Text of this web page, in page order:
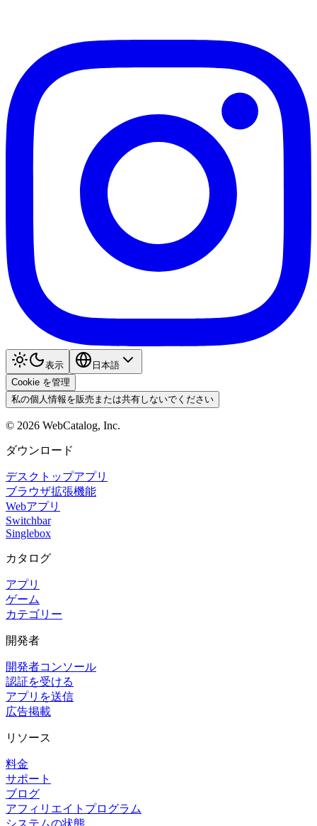
表示
日本語
Cookie を管理
私の個人情報を販売または共有しないでください
© 2026 WebCatalog, Inc.
ダウンロード
デスクトップアプリ
ブラウザ拡張機能
Webアプリ
Switchbar
Singlebox
カタログ
アプリ
ゲーム
カテゴリー
開発者
開発者コンソール
認証を受ける
アプリを送信
広告掲載
リソース
料金
サポート
ブログ
アフィリエイトプログラム
システムの状態